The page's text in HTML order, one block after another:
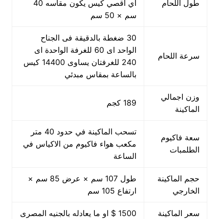
طول اللحام
اي اقصي كيس يكون مقاسه 40
سم × 50 سم
سرعة اللحام
30 ضغطة بالدقيقة فى الجناح
الواحد اى 60 للغرفة الواحدة اى
240 للغرفتان يساوى 14400 كيس
بالساعة بمقاس مبدئي
وزن اجمالي
الماكينة
189 كجم
سعة فاكيوم
الطلمبات
تسحب الماكينة في حدود 40 متر
مكعب هواء فاكيوم من الاكياس في
الساعة
حجم الماكينة
الخارجي
طول 107 سم × عرض 85 سم ×
ارتفاع 105 سم
سعر الماكينة 1500 $ او ما يعادله بالجنيه المصرى